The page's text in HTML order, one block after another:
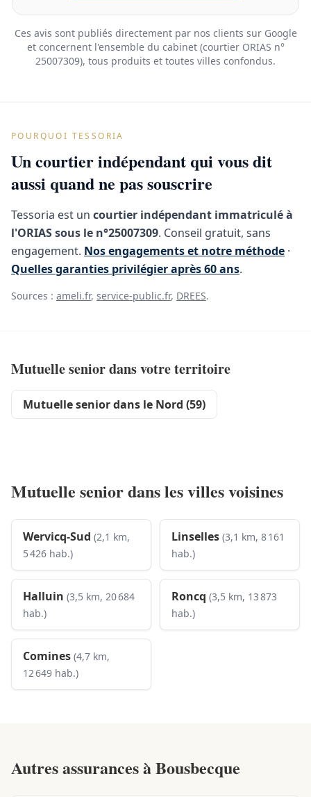
Ces avis sont publiés directement par nos clients sur Google
et concernent l'ensemble du cabinet (courtier ORIAS n°
25007309), tous produits et toutes villes confondus.
POURQUOI TESSORIA
Un courtier indépendant qui vous dit
aussi quand ne pas souscrire
Tessoria est un courtier indépendant immatriculé à
l'ORIAS sous le n°25007309. Conseil gratuit, sans
engagement. Nos engagements et notre méthode ·
Quelles garanties privilégier après 60 ans.
Sources : ameli.fr, service-public.fr, DREES.
Mutuelle senior dans votre territoire
Mutuelle senior dans le Nord (59)
Mutuelle senior dans les villes voisines
Wervicq-Sud (2,1 km,
5 426 hab.)
Linselles (3,1 km, 8 161
hab.)
Halluin (3,5 km, 20 684
hab.)
Roncq (3,5 km, 13 873
hab.)
Comines (4,7 km,
12 649 hab.)
Autres assurances àBousbecque